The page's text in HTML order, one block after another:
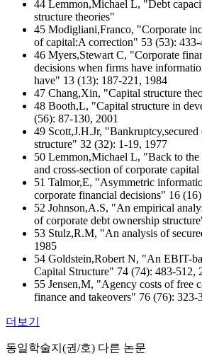
44 Lemmon,Michael L, "Debt
structure theories"
45 Modigliani,Franco, "Corporate
of capital:A correction" 53 (53):
46 Myers,Stewart C, "Corporate
decisions when firms have
have" 13 (13): 187-221, 1984
47 Chang,Xin, "Capital structure
48 Booth,L, "Capital structure in
(56): 87-130, 2001
49 Scott,J.H.Jr,
structure" 32 (32): 1-19, 1977
50 Lemmon,Michael L, "Back to the
and cross-section of corporate
51 Talmor,E, "Asymmetric
corporate financial decisions" 16
52 Johnson,A.S, "An empirical
of corporate debt ownership
53 Stulz,R.M, "An analysis of
1985
54 Goldstein,Robert N, "An EBIT-
Capital Structure" 74 (74): 483-512,
55 Jensen,M, "Agency costs of free
finance and takeovers" 76 (76): 323-
더보기
동일학술지(권/호) 다른 논문